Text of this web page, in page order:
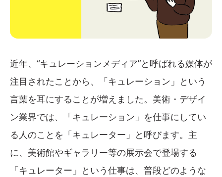
近年、“キュレーションメディア”と呼ばれる媒体が
注目されたことから、「キュレーション」という
言葉を耳にすることが増えました。美術・デザイ
ン業界では、「キュレーション」を仕事にしてい
る人のことを「キュレーター」と呼びます。主
に、美術館やギャラリー等の展示会で登場する
「キュレーター」という仕事は、普段どのような